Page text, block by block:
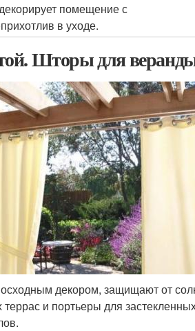
помещение с
в уходе.
Шторы для
декором, защищают от
и портьеры для